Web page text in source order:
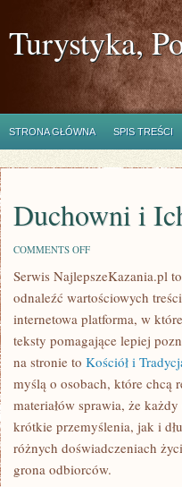
Turystyka,
STRONA GŁÓWNA SPIS TREŚCI
Duchowni i
COMMENTS OFFON
I
POSŁUGA
Serwis NajlepszeKazania.pl
odnaleźć wartościowych
internetowa platforma, w
teksty pomagające lepiej
na stronie to Kościół i
myślą o osobach, które chcą
materiałów sprawia, że
krótkie przemyślenia, jak i
różnych doświadczeniach
grona odbiorców.